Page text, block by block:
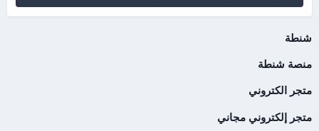
شنطة
منصة شنطة
متجر الكتروني
متجر إلكتروني مجاني